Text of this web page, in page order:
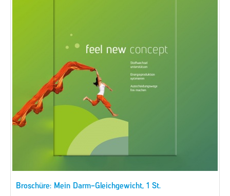
Broschüre: Mein Darm-Gleichgewicht, 1 St.